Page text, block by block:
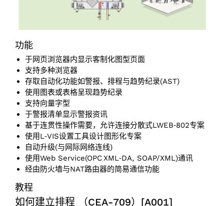
功能
于网页浏览器内显示客制化图型页面
支持多种浏览器
存取自动化功能如警报、排程与趋势纪录(AST)
使用图表或表格呈现趋势纪录
支持向量字型
于警报清单显示警报资讯
基于连贯性操作需要，允许连接分散式LWEB‑802专案
使用L‑VIS设置工具设计图形化专案
自动升级(与网际网络连线)
使用Web Service(OPC XML‑DA, SOAP/XML)通讯
经由防火墙与NAT路由器的简易通信功能
教程
如何建立排程 （CEA-709）[A001]